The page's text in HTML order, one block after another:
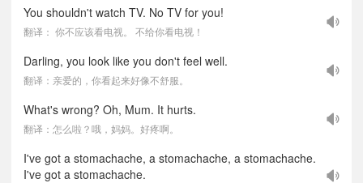
You shouldn't watch TV. No TV for you!
翻译： 你不应该看电视。 不给你看电视！
Darling, you look like you don't feel well.
翻译：亲爱的，你看起来好像不舒服。
What's wrong? Oh, Mum. It hurts.
翻译：怎么啦？哦，妈妈。好疼啊。
I've got a stomachache, a stomachache, a stomachache.
I've got a stomachache.